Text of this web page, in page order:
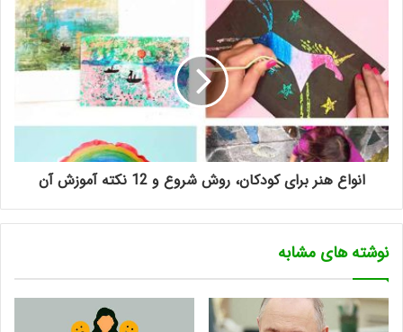
انواع هنر برای کودکان، روش شروع و 12 نکته آموزش آن
نوشته های مشابه